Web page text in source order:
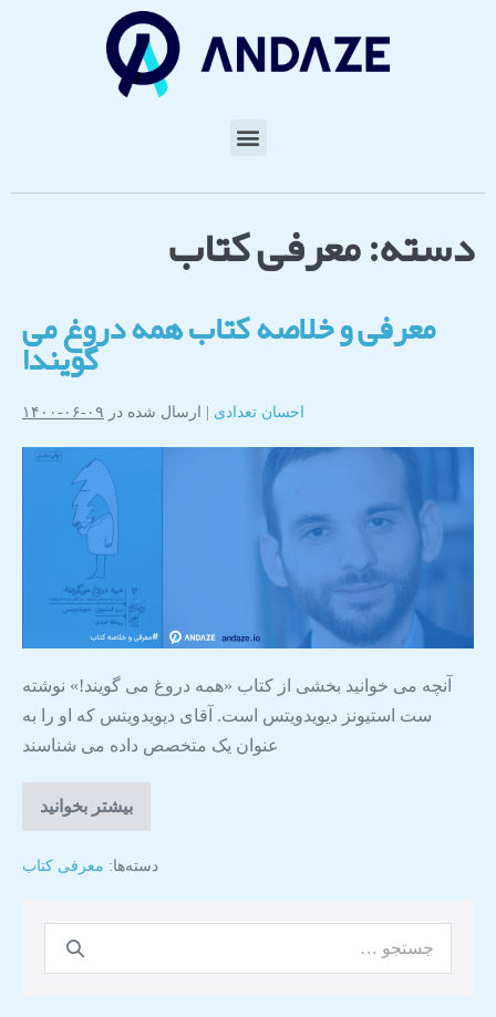
دسته:معرفی کتاب
معرفی و خلاصه کتاب همه دروغ می
گویند!
احسان تعدادی| ارسال شده در ۰۹-۰۶-۱۴۰۰
آنچه می خوانید بخشی از کتاب «همه دروغ می گویند!» نوشته
ست استیونز دیویدویتس است. آقای دیویدویتس که او را به
عنوان یک متخصص داده می شناسند
بیشتر بخوانید
دسته‌ها: معرفی کتاب